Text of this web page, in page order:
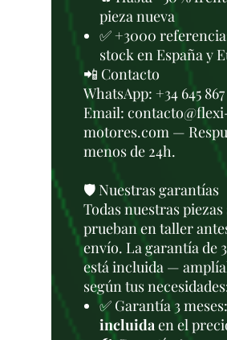
pieza nueva
✅ +3000
stock en España y
📲 Contacto
WhatsApp: +34 645
Email:
motores.com —
menos de 24h.
🛡️ Nuestras garantías
Todas nuestras piezas
prueban en taller
envío. La garantía de
está incluida —
según tus
✅ Garantía 3 meses:
incluidaen el